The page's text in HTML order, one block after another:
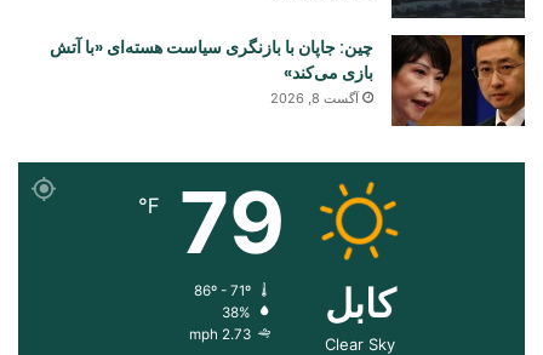
چین: جاپان با بازنگری سیاست هسته‌ای «با آتش
بازی می‌کند»
آگست 8, 2026
کابل
Clear Sky
79
℉
38%
2.73 mph